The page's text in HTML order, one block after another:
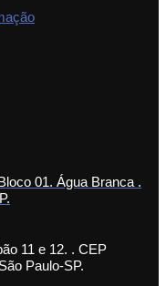
01. Água Branca .
11 e 12. . CEP
Paulo-SP.